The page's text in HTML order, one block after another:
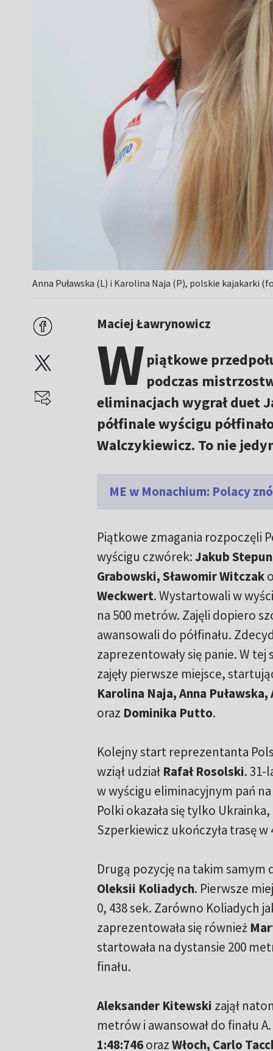
Anna Puławska (L) i Karolina Naja (P), polskie kajakarki
Maciej Ławrynowicz
Wpiątkowe
podczas
eliminacjach wygrał duet
półfinale wyścigu
Walczykiewicz. To nie
ME w Monachium: Polacy
Piątkowe zmagania rozpoczęli
wyścigu czwórek:Jakub
Grabowski, Sławomir Witczak
Weckwert. Wystartowali w
na 500 metrów. Zajęli dopiero
awansowali do półfinału.
zaprezentowały się panie. W
zajęły pierwsze miejsce,
Karolina Naja, Anna
oraz Dominika Putto.
Kolejny start reprezentanta
wziął udział Rafał Rosolski. 31-
w wyścigu eliminacyjnym pań
Polki okazała się tylko Ukrainka,
Szperkiewicz ukończyła trasę w
Drugą pozycję na takim samym
Oleksii Koliadych. Pierwsze
0, 438 sek. Zarówno Koliadych
zaprezentowała się również
startowała na dystansie 200
finału.
Aleksander Kitewski zajął
metrów i awansował do finału
1:48:746orazWłoch, Carlo